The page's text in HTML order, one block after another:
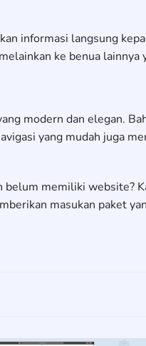
informasi langsung
ke benua lainnya
modern dan elegan.
yang mudah juga
belum memiliki website?
masukan paket